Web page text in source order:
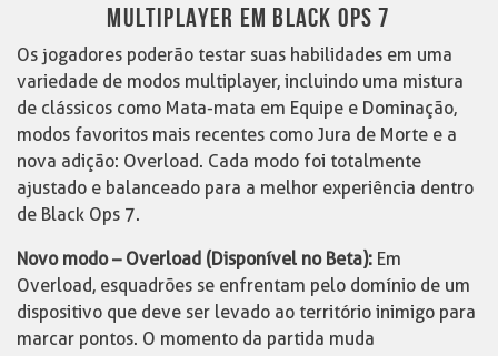
MULTIPLAYER EM BLACK OPS 7
Os jogadores poderão testar suas habilidades em uma
variedade de modos multiplayer, incluindo uma mistura
de clássicos como Mata-mata em Equipe e Dominação,
modos favoritos mais recentes como Jura de Morte e a
nova adição: Overload. Cada modo foi totalmente
ajustado e balanceado para a melhor experiência dentro
de Black Ops 7.
Novo modo – Overload (Disponível no Beta): Em
Overload, esquadrões se enfrentam pelo domínio de um
dispositivo que deve ser levado ao território inimigo para
marcar pontos. O momento da partida muda